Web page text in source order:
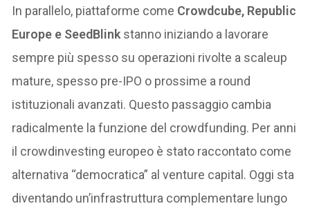
In parallelo, piattaforme come Crowdcube, Republic
Europe e SeedBlink stanno iniziando a lavorare
sempre più spesso su operazioni rivolte a scaleup
mature, spesso pre-IPO o prossime a round
istituzionali avanzati. Questo passaggio cambia
radicalmente la funzione del crowdfunding. Per anni
il crowdinvesting europeo è stato raccontato come
alternativa “democratica” al venture capital. Oggi sta
diventando un’infrastruttura complementare lungo